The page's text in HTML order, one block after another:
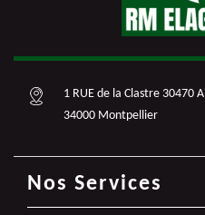
1 RUE de la Clastre 30470
34000 Montpellier
Nos Services